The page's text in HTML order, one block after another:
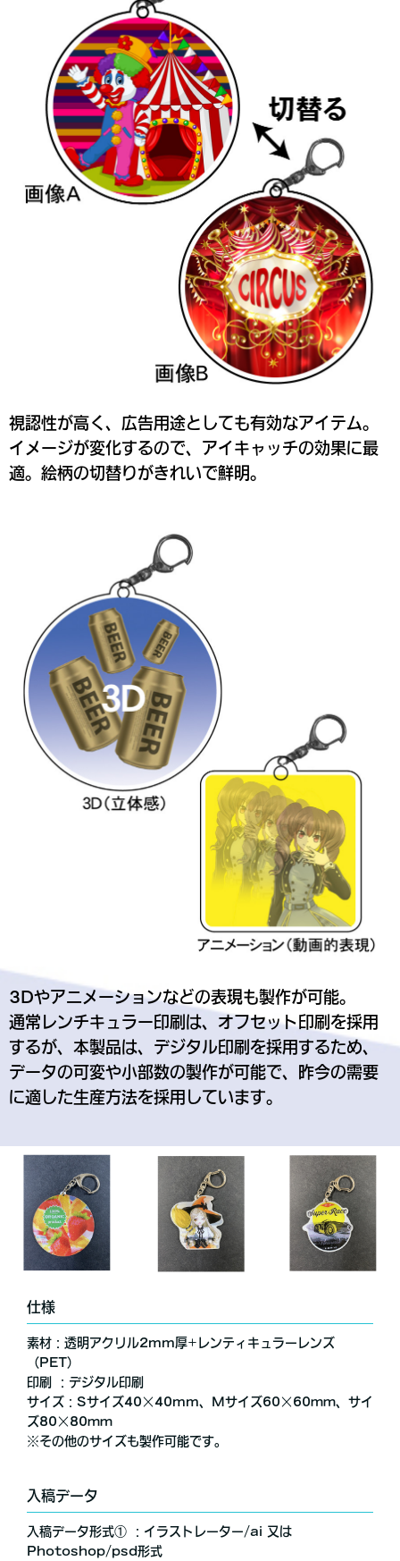
視認性が高く、広告用途としても有効なアイテム。
イメージが変化するので、アイキャッチの効果に最
適。絵柄の切替りがきれいで鮮明。
3Dやアニメーションなどの表現も製作が可能。
通常レンチキュラー印刷は、オフセット印刷を採用
するが、本製品は、デジタル印刷を採用するため、
データの可変や小部数の製作が可能で、昨今の需要
に適した生産方法を採用しています。
仕様
素材：透明アクリル2mm厚+レンティキュラーレンズ
（PET）
印刷 ：デジタル印刷
サイズ：Sサイズ40×40mm、Mサイズ60×60ｍｍ、サイ
ズ80×80ｍｍ
※その他のサイズも製作可能です。
入稿データ
入稿データ形式① ：イラストレーター/ai 又は
Photoshop/psd形式